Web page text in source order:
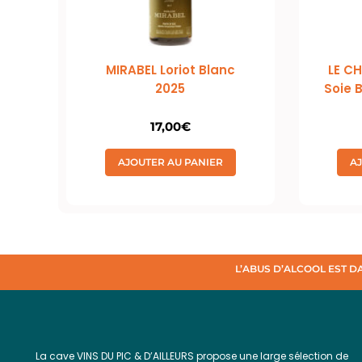
MIRABEL Loriot Blanc
2025
17,00€
AJOUTER AU PANIER
LE
Soie
L’ABUS D’ALCOOL EST
La cave VINS DU PIC & D’AILLEURS propose une large sélection de